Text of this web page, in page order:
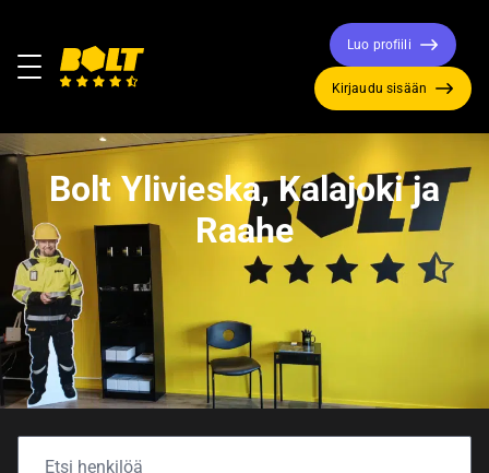
Valikko
etusivulle
Luo profiili
Kirjaudu sisään
Bolt Ylivieska, Kalajoki ja
Raahe
Yhteystiedot